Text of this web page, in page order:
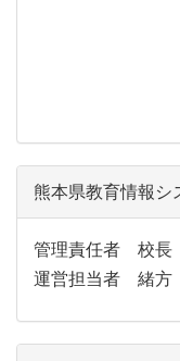
熊本県教育情報シ
管理責任者 校
運営担当者 緒